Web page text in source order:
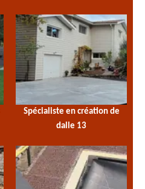
Spécialiste en création de
dalle 13